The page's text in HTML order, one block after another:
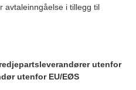
avtaleinngåelse i tillegg til
utenfor
utenfor EU/EØS